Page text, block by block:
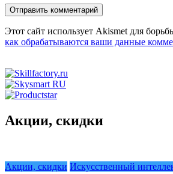
Этот сайт использует Akismet для
как обрабатываются ваши данные
Акции, скидки
Акции, скидки Искусственный